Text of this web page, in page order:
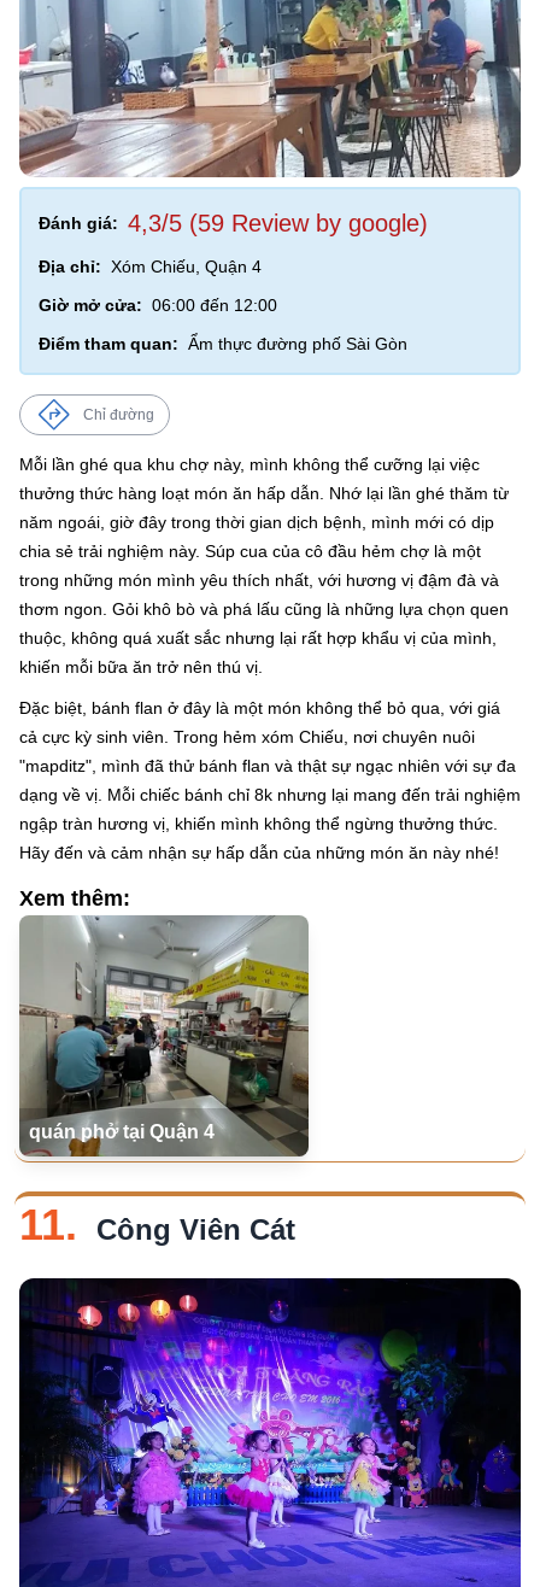
Đánh giá: 4,3/5 (59 Review by google)
Địa chỉ: Xóm Chiếu, Quận 4
Giờ mở cửa: 06:00 đến 12:00
Điểm tham quan: Ẩm thực đường phố Sài Gòn
Chỉ đường
Mỗi lần ghé qua khu chợ này, mình không thể cưỡng lại việc
thưởng thức hàng loạt món ăn hấp dẫn. Nhớ lại lần ghé thăm từ
năm ngoái, giờ đây trong thời gian dịch bệnh, mình mới có dịp
chia sẻ trải nghiệm này. Súp cua của cô đầu hẻm chợ là một
trong những món mình yêu thích nhất, với hương vị đậm đà và
thơm ngon. Gỏi khô bò và phá lấu cũng là những lựa chọn quen
thuộc, không quá xuất sắc nhưng lại rất hợp khẩu vị của mình,
khiến mỗi bữa ăn trở nên thú vị.
Đặc biệt, bánh flan ở đây là một món không thể bỏ qua, với giá
cả cực kỳ sinh viên. Trong hẻm xóm Chiếu, nơi chuyên nuôi
"mapditz", mình đã thử bánh flan và thật sự ngạc nhiên với sự đa
dạng về vị. Mỗi chiếc bánh chỉ 8k nhưng lại mang đến trải nghiệm
ngập tràn hương vị, khiến mình không thể ngừng thưởng thức.
Hãy đến và cảm nhận sự hấp dẫn của những món ăn này nhé!
Xem thêm:
quán phở tại Quận 4
11. Công Viên Cát